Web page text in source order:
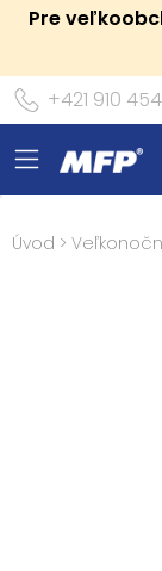
Pre
+421 910
Úvod >